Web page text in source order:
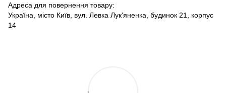
Адреса для повернення товару:
Україна, місто Київ, вул. Левка Лук'яненка, будинок 21, корпус
14